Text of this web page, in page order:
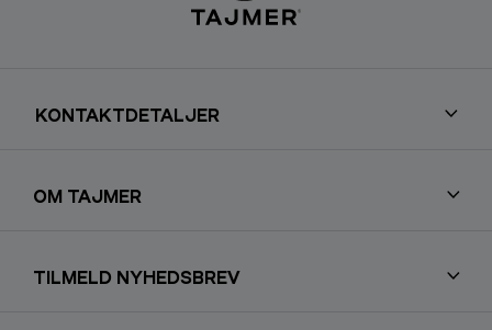
KONTAKTDETALJER
OM TAJMER
TILMELD NYHEDSBREV